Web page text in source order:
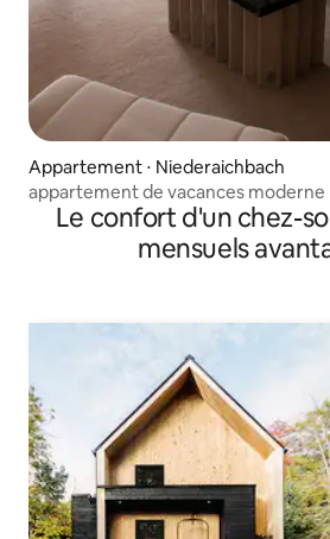
Appartement ⋅ Niederaichbach
appartement de vacances moderne
Le confort d'un chez-
mensuels